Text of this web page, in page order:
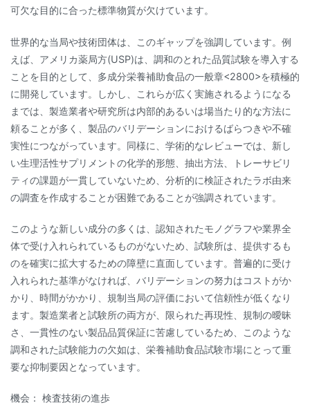
可欠な目的に合った標準物質が欠けています。
世界的な当局や技術団体は、このギャップを強調しています。例
えば、アメリカ薬局方(USP)は、調和のとれた品質試験を導入する
ことを目的として、多成分栄養補助食品の一般章<2800>を積極的
に開発しています。しかし、これらが広く実施されるようになる
までは、製造業者や研究所は内部的あるいは場当たり的な方法に
頼ることが多く、製品のバリデーションにおけるばらつきや不確
実性につながっています。同様に、学術的なレビューでは、新し
い生理活性サプリメントの化学的形態、抽出方法、トレーサビリ
ティの課題が一貫していないため、分析的に検証されたラボ由来
の調査を作成することが困難であることが強調されています。
このような新しい成分の多くは、認知されたモノグラフや業界全
体で受け入れられているものがないため、試験所は、提供するも
のを確実に拡大するための障壁に直面しています。普遍的に受け
入れられた基準がなければ、バリデーションの努力はコストがか
かり、時間がかかり、規制当局の評価において信頼性が低くなり
ます。製造業者と試験所の両方が、限られた再現性、規制の曖昧
さ、一貫性のない製品品質保証に苦慮しているため、このような
調和された試験能力の欠如は、栄養補助食品試験市場にとって重
要な抑制要因となっています。
機会： 検査技術の進歩